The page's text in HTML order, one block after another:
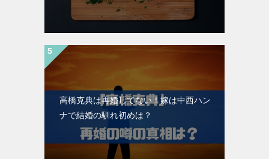
高橋克典は再婚してない！嫁は中西ハン
ナで結婚の馴れ初めは？